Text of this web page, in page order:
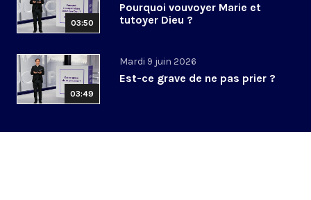
03:50
Pourquoi vouvoyer Marie et
tutoyer Dieu ?
03:49
Mardi 9 juin 2026
Est-ce grave de ne pas prier ?